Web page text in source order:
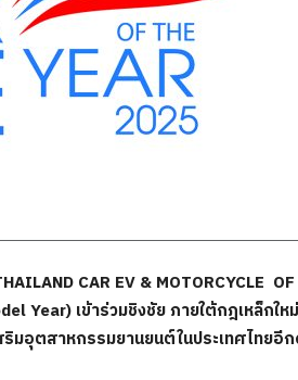
CAR EV & MOTORCYCLE
Year) เข้าร่วมชิงชัย ภายใต้กฎเหล็กให
มอุตสาหกรรมยานยนต์ในประเทศไทยอี